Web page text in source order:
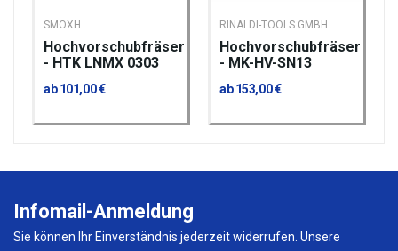
SMOXH
Hochvorschubfräser
- HTK LNMX 0303
ab 101,00 €
RINALDI-TOOLS GMBH
Hochvorschubfräser
- MK-HV-SN13
ab 153,00 €
Infomail-Anmeldung
Sie können Ihr Einverständnis jederzeit widerrufen. Unsere